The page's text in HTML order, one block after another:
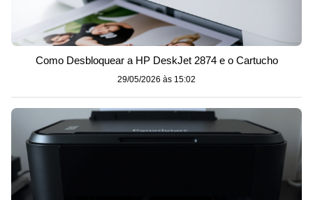
Como Desbloquear a HP DeskJet 2874 e o Cartucho
29/05/2026 às 15:02